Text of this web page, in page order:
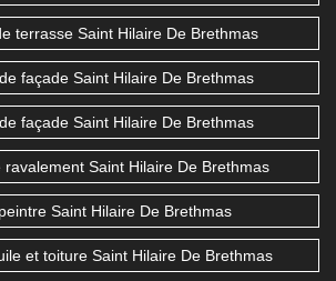
terrasse Saint Hilaire De Brethmas
façade Saint Hilaire De Brethmas
façade Saint Hilaire De Brethmas
ravalement Saint Hilaire De Brethmas
Saint Hilaire De Brethmas
et toiture Saint Hilaire De Brethmas